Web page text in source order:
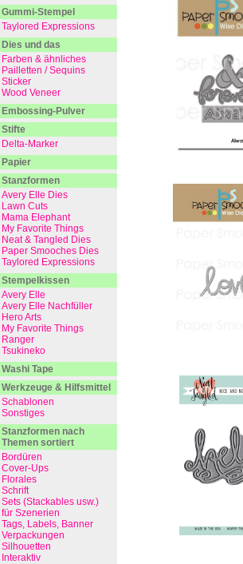
Gummi-Stempel
Taylored Expressions
Dies und das
Farben & ähnliches
Pailletten / Sequins
Sticker
Wood Veneer
Embossing-Pulver
Stifte
Delta-Marker
Papier
Stanzformen
Avery Elle Dies
Lawn Cuts
Mama Elephant
My Favorite Things
Neat & Tangled Dies
Paper Smooches Dies
Taylored Expressions
Stempelkissen
Avery Elle
Avery Elle Nachfüller
Hero Arts
My Favorite Things
Ranger
Tsukineko
Washi Tape
Werkzeuge & Hilfsmittel
Schablonen
Sonstiges
Stanzformen nach
Themen sortiert
Bordüren
Cover-Ups
Florales
Schrift
Sets (Stackables usw.)
für Szenerien
Tags, Labels, Banner
Verpackungen
Silhouetten
Interaktiv